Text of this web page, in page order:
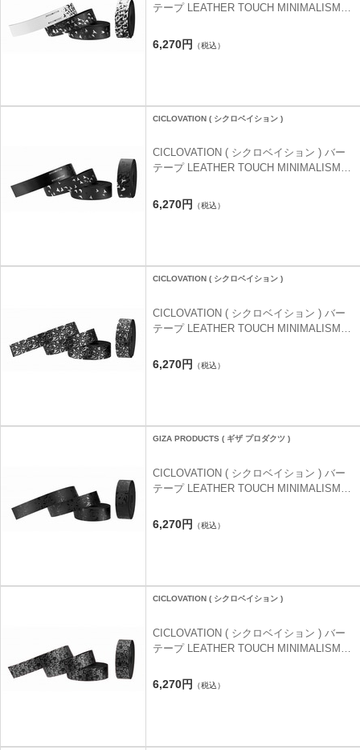
テープ LEATHER TOUCH MINIMALISM (
ーホワイト
6,270円 （税込）
CICLOVATION ( シクロベイション )
CICLOVATION ( シクロベイション ) バー
テープ LEATHER TOUCH MINIMALISM (
ットブラック
6,270円 （税込）
CICLOVATION ( シクロベイション )
CICLOVATION ( シクロベイション ) バー
テープ LEATHER TOUCH MINIMALISM (
グ フラッシュシルバー
6,270円 （税込）
GIZA PRODUCTS ( ギザ プロダクツ )
CICLOVATION ( シクロベイション ) バー
テープ LEATHER TOUCH MINIMALISM (
グ ジェットブラック
6,270円 （税込）
CICLOVATION ( シクロベイション )
CICLOVATION ( シクロベイション ) バー
テープ LEATHER TOUCH MINIMALISM (
ット フラッシュシルバー
6,270円 （税込）